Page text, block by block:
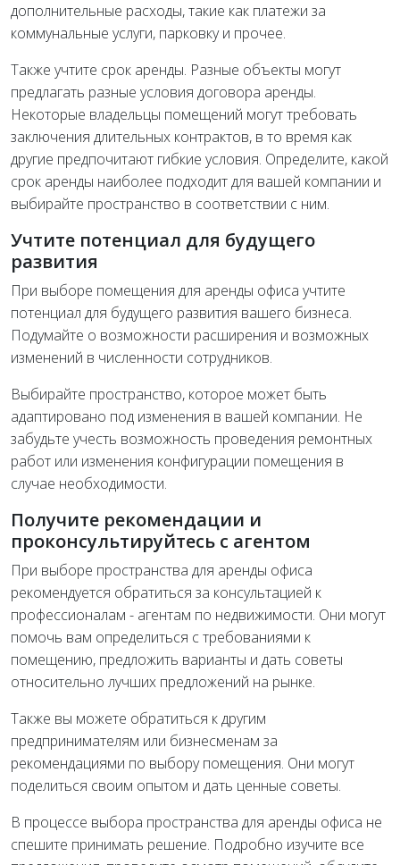
дополнительные расходы, такие как платежи за
коммунальные услуги, парковку и прочее.
Также учтите срок аренды. Разные объекты могут
предлагать разные условия договора аренды.
Некоторые владельцы помещений могут требовать
заключения длительных контрактов, в то время как
другие предпочитают гибкие условия. Определите, какой
срок аренды наиболее подходит для вашей компании и
выбирайте пространство в соответствии с ним.
Учтите потенциал для будущего
развития
При выборе помещения для аренды офиса учтите
потенциал для будущего развития вашего бизнеса.
Подумайте о возможности расширения и возможных
изменений в численности сотрудников.
Выбирайте пространство, которое может быть
адаптировано под изменения в вашей компании. Не
забудьте учесть возможность проведения ремонтных
работ или изменения конфигурации помещения в
случае необходимости.
Получите рекомендации и
проконсультируйтесь с агентом
При выборе пространства для аренды офиса
рекомендуется обратиться за консультацией к
профессионалам - агентам по недвижимости. Они могут
помочь вам определиться с требованиями к
помещению, предложить варианты и дать советы
относительно лучших предложений на рынке.
Также вы можете обратиться к другим
предпринимателям или бизнесменам за
рекомендациями по выбору помещения. Они могут
поделиться своим опытом и дать ценные советы.
В процессе выбора пространства для аренды офиса не
спешите принимать решение. Подробно изучите все